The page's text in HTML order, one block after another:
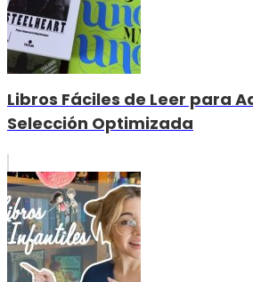
Libros Fáciles de Leer para
Selección Optimizada